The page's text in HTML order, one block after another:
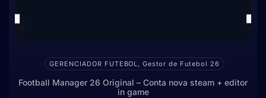
GERENCIADOR FUTEBOL, Gestor de Futebol 26
Football Manager 26 Original – Conta nova steam + editor
in game